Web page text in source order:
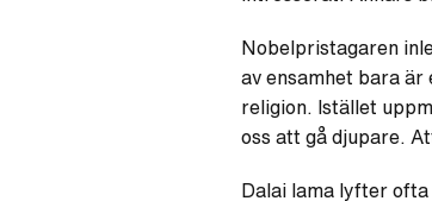
Nobelpristagaren
av ensamhet bara är
religion. Istället
oss att gå djupare.
Dalai lama lyfter